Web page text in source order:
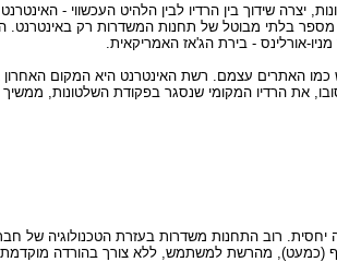
שידוך בין הרדיו לבין הלהיט העכשווי - האינטרנט
מספר בלתי מבוטל של תחנות המשדרות רק באינטרנט.
אורלינס - בירת הג'אז האמריקאית.
כמו האתרים עצמם. רשת האינטרנט היא המקום האחרון
את הרדיו המקומי שנסגר בפקודת השלטונות,
(כמעט), מהרשת למשתמש, ללא צורך בהורדה